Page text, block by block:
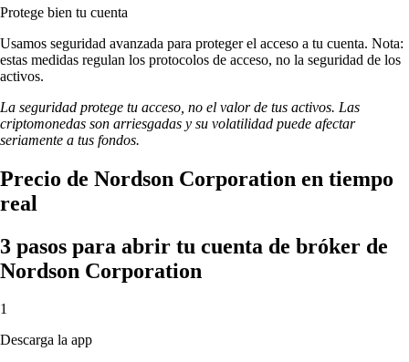
Protege bien tu cuenta
Usamos seguridad avanzada para proteger el acceso a tu cuenta. Nota:
estas medidas regulan los protocolos de acceso, no la seguridad de los
activos.
La seguridad protege tu acceso, no el valor de tus activos. Las
criptomonedas son arriesgadas y su volatilidad puede afectar
seriamente a tus fondos.
Precio de Nordson Corporation en tiempo
real
3 pasos para abrir tu cuenta de bróker de
Nordson Corporation
1
Descarga la app